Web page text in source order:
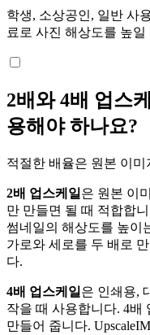
학생, 소상공인, 일반 사
료로 사진 해상도를 높일
2배와 4배 업스
용해야 하나요?
적절한 배율은 원본 이
2배 업스케일 은 원본 이
만 만들면 될 때 적합합
썸네일의 해상도를 높이
가로와 세로를 두 배로
다.
4배 업스케일 은 인쇄용,
작을 때 사용합니다. 4배
만들어 줍니다.